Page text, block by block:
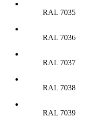
RAL 7035
RAL 7036
RAL 7037
RAL 7038
RAL 7039